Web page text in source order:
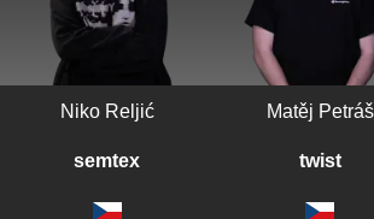
Niko Reljić
semtex
Matěj Petráš
twist